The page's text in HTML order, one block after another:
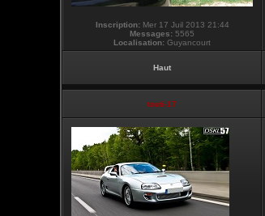
Inscription:Mer 17 Juil 2013 21:44
Messages: 5565
Localisation: Guyancourt
Haut
touti-17